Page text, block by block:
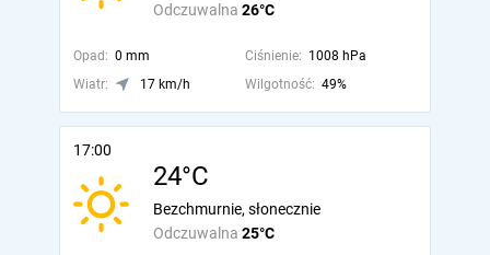
Odczuwalna 26°C
Opad: 0 mm Ciśnienie: 1008 hPa
Wiatr:
17 km/h Wilgotność: 49%
17:00
24°C
Odczuwalna 25°C
Bezchmurnie, słonecznie